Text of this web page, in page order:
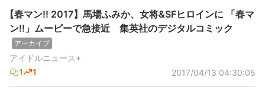
【春マン!! 2017】馬場ふみか、女将&SFヒロインに 「春マ
ン!!」ムービーで急接近 集英社のデジタルコミック
アーカイブ
アイドルニュース+
1
1 2017/04/13 04:30:05